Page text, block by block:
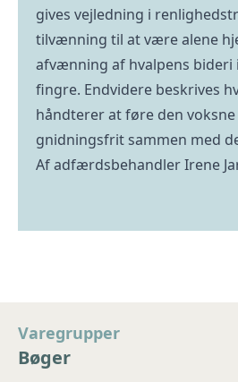
gives vejledning i
tilvænning til at være alene
afvænning af hvalpens bideri
fingre. Endvidere beskrives
håndterer at føre den
gnidningsfrit sammen med
Af adfærdsbehandler Irene
Varegrupper
Bøger